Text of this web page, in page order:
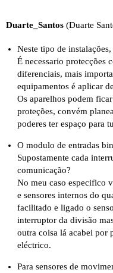
Duarte_Santos (Duarte
Neste tipo de
É necessario protecções
diferenciais, mais
equipamentos é aplicar
Os aparelhos podem
proteções, convém
poderes ter espaço para
O modulo de entradas
Supostamente cada
comunicação?
No meu caso especifico
e sensores internos do
facilitado e ligado o
interruptor da divisão
outra coisa lá acabei por
eléctrico.
Para sensores de